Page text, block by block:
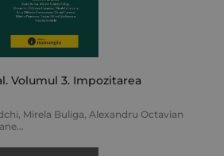
Volumul 3. Impozitarea
, Mirela Buliga, Alexandru Octavian
...